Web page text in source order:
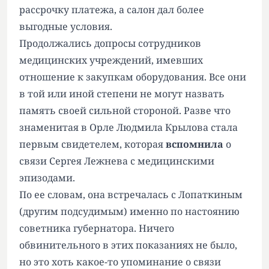
рассрочку платежа, а салон дал более
выгодные условия.
Продолжались допросы сотрудников
медицинских учреждений, имевших
отношение к закупкам оборудования. Все они
в той или иной степени не могут назвать
память своей сильной стороной. Разве что
знаменитая в Орле Людмила Крылова стала
первым свидетелем, котораявспомнила о
связи Сергея Лежнева с медицинскими
эпизодами.
По ее словам, она встречалась с Лопаткиным
(другим подсудимым) именно по настоянию
советника губернатора. Ничего
обвинительного в этих показаниях не было,
но это хоть какое-то упоминание о связи